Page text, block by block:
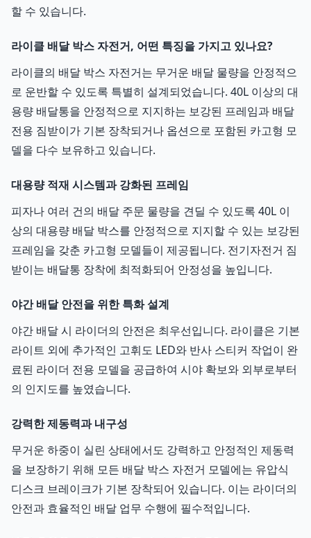
할 수 있습니다.
라이클 배달 박스 자전거, 어떤 특징을 가지고 있나요?
라이클의 배달 박스 자전거는 무거운 배달 물량을 안정적으
로 운반할 수 있도록 특별히 설계되었습니다. 40L 이상의 대
용량 배달통을 안정적으로 지지하는 보강된 프레임과 배달
전용 짐받이가 기본 장착되거나 옵션으로 포함된 카고형 모
델을 다수 보유하고 있습니다.
대용량 적재 시스템과 강화된 프레임
피자나 여러 건의 배달 주문 물량을 견딜 수 있도록 40L 이
상의 대용량 배달 박스를 안정적으로 지지할 수 있는 보강된
프레임을 갖춘 카고형 모델들이 제공됩니다. 전기자전거 짐
받이는 배달통 장착에 최적화되어 안정성을 높입니다.
야간 배달 안전을 위한 특화 설계
야간 배달 시 라이더의 안전은 최우선입니다. 라이클은 기본
라이트 외에 추가적인 고휘도 LED와 반사 스티커 작업이 완
료된 라이더 전용 모델을 공급하여 시야 확보와 외부로부터
의 인지도를 높였습니다.
강력한 제동력과 내구성
무거운 하중이 실린 상태에서도 강력하고 안정적인 제동력
을 보장하기 위해 모든 배달 박스 자전거 모델에는 유압식
디스크 브레이크가 기본 장착되어 있습니다. 이는 라이더의
안전과 효율적인 배달 업무 수행에 필수적입니다.